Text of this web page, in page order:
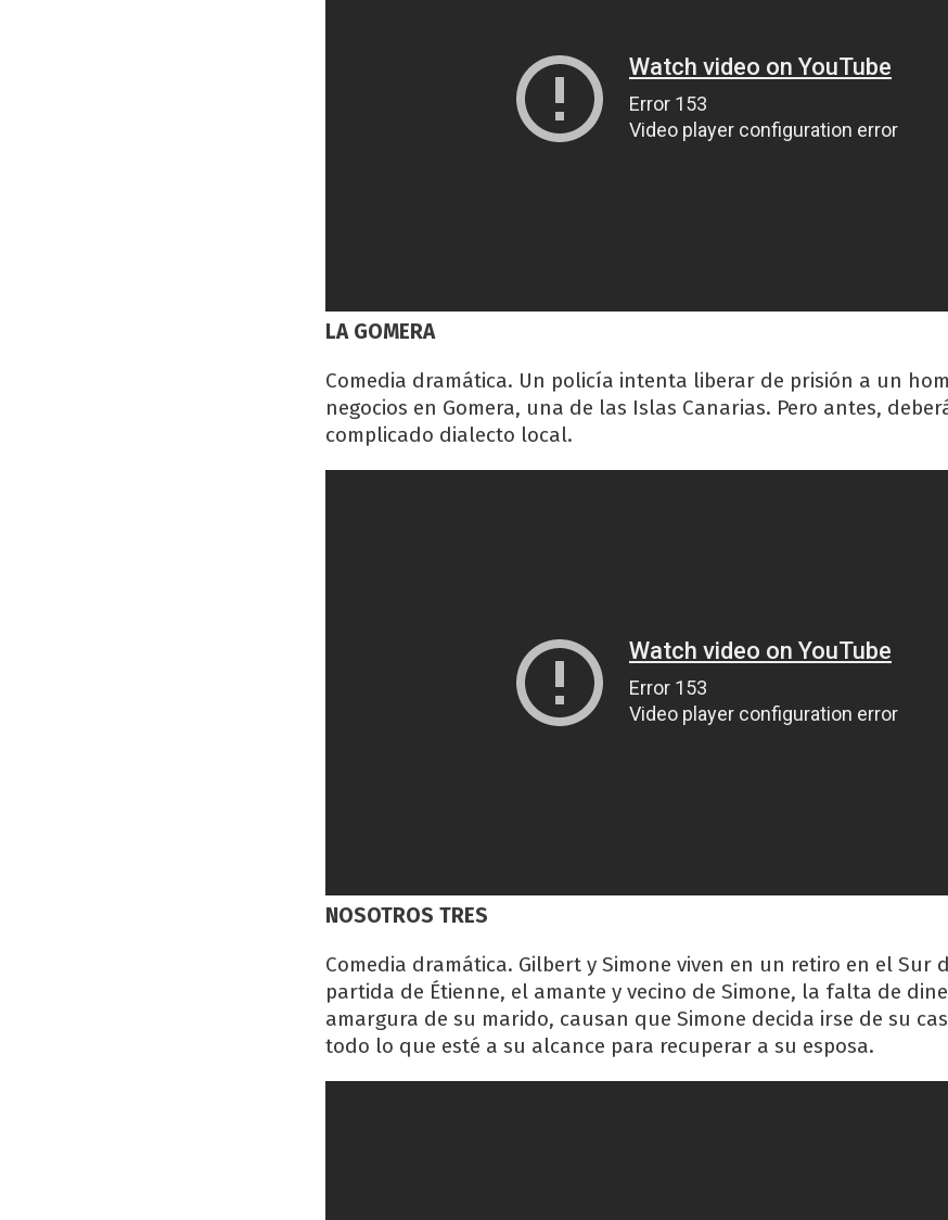
LA GOMERA
Comedia dramática. Un policía intenta liberar de prisión a un
negocios en Gomera, una de las Islas Canarias. Pero antes,
complicado dialecto local.
NOSOTROS TRES
Comedia dramática. Gilbert y Simone viven en un retiro en el Sur
partida de Étienne, el amante y vecino de Simone, la falta de
amargura de su marido, causan que Simone decida irse de su
todo lo que esté a su alcance para recuperar a su esposa.